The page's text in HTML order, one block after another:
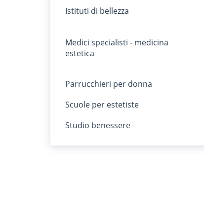
Istituti di bellezza
Medici specialisti - medicina
estetica
Parrucchieri per donna
Scuole per estetiste
Studio benessere